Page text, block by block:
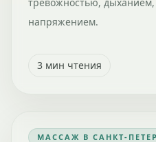
напряжением.
3 мин чтения
МАССАЖ В САНКТ-